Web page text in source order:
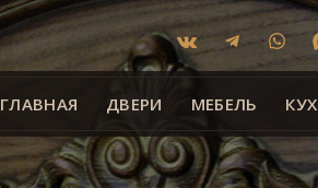
ГЛАВНАЯ ДВЕРИ МЕБЕЛЬ